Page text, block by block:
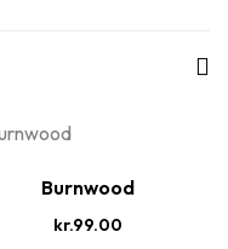
Burnwood
kr.99.00